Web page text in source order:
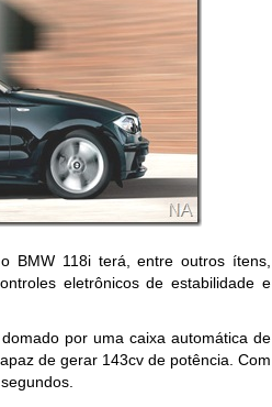
BMW 118i terá, entre outros ítens,
eletrônicos de estabilidade e
por uma caixa automática de
de gerar 143cv de potência. Com